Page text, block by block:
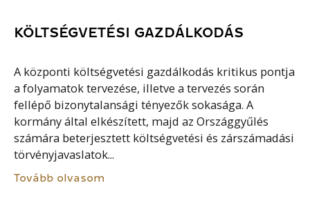
KÖLTSÉGVETÉSI GAZDÁLKODÁS
A központi költségvetési gazdálkodás kritikus pontja
a folyamatok tervezése, illetve a tervezés során
fellépő bizonytalansági tényezők sokasága. A
kormány által elkészített, majd az Országgyűlés
számára beterjesztett költségvetési és zárszámadási
törvényjavaslatok...
Tovább olvasom